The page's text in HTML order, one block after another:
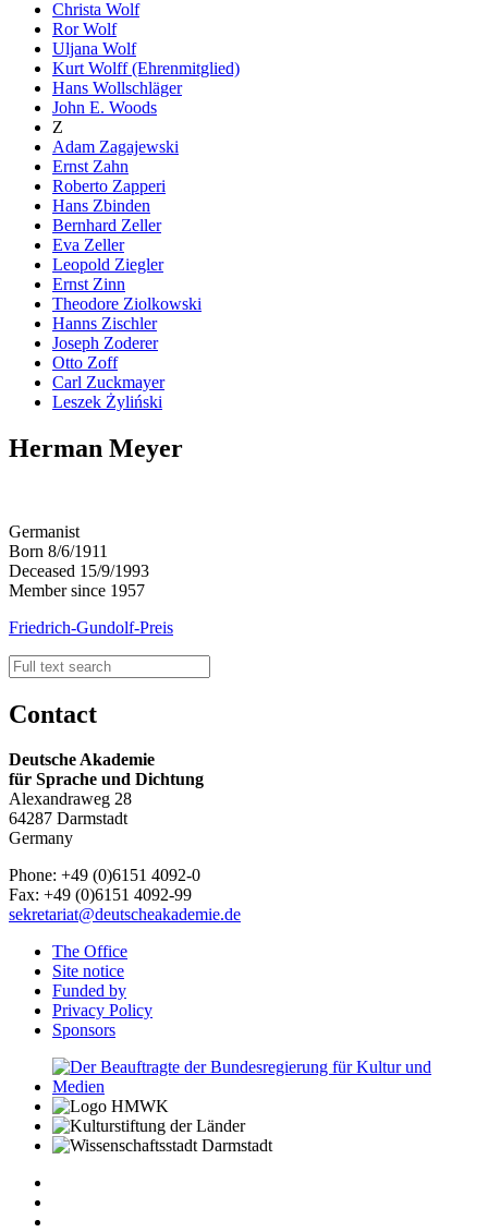
Christa Wolf
Ror Wolf
Uljana Wolf
Kurt Wolff (Ehrenmitglied)
Hans Wollschläger
John E. Woods
Z
Adam Zagajewski
Ernst Zahn
Roberto Zapperi
Hans Zbinden
Bernhard Zeller
Eva Zeller
Leopold Ziegler
Ernst Zinn
Theodore Ziolkowski
Hanns Zischler
Joseph Zoderer
Otto Zoff
Carl Zuckmayer
Leszek Żyliński
Herman Meyer
Germanist
Born 8/6/1911
Deceased 15/9/1993
Member since 1957
Friedrich-Gundolf-Preis
Contact
Deutsche Akademie
für Sprache und Dichtung
Alexandraweg 28
64287 Darmstadt
Germany
Phone: +49 (0)6151 4092-0
Fax: +49 (0)6151 4092-99
sekretariat@deutscheakademie.de
The Office
Site notice
Funded by
Privacy Policy
Sponsors